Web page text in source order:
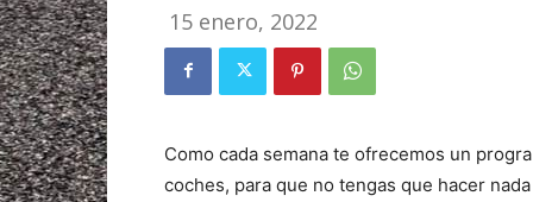
15 enero, 2022
Como cada semana te ofrecemos un
coches, para que no tengas que hacer